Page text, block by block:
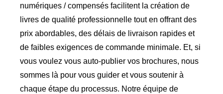
numériques / compensés facilitent la création de
livres de qualité professionnelle tout en offrant des
prix abordables, des délais de livraison rapides et
de faibles exigences de commande minimale. Et, si
vous voulez vous auto-publier vos brochures, nous
sommes là pour vous guider et vous soutenir à
chaque étape du processus. Notre équipe de